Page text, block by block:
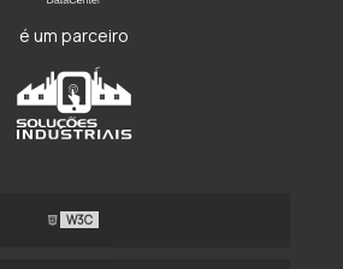
é um parceiro
W3C